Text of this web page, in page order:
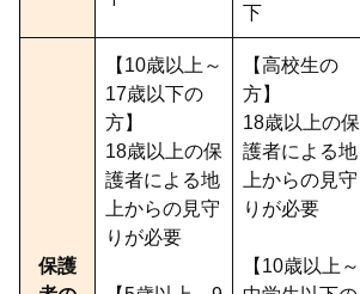
下
保護
【10歳以上～
17歳以下の
方】
18歳以上の保
護者による地
上からの見守
りが必要
【高校生の
方】
18歳以上の保
護者による地
上からの見守
りが必要
【10歳以上～